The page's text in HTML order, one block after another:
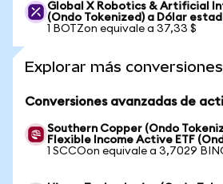
Global X Robotics & Artificial
(Ondo Tokenized) a Dólar
1 BOTZon equivale a 37,33 $
Explorar más conversiones
Conversiones avanzadas de
Southern Copper (Ondo
Flexible Income Active ETF
1 SCCOon equivale a 3,7029